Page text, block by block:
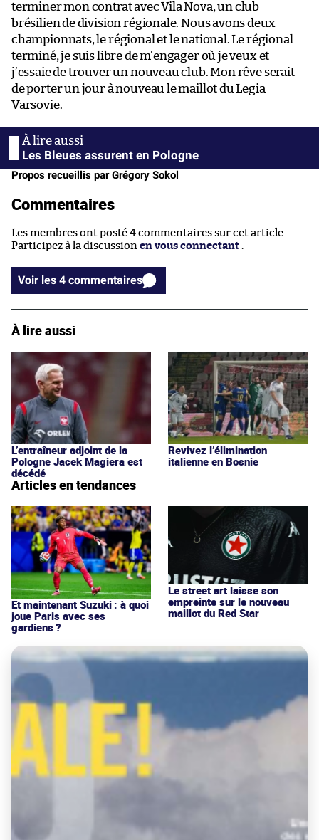
terminer mon contrat avec Vila Nova, un club
brésilien de division régionale. Nous avons deux
championnats, le régional et le national. Le régional
terminé, je suis libre de m’engager où je veux et
j’essaie de trouver un nouveau club. Mon rêve serait
de porter un jour à nouveau le maillot du Legia
Varsovie.
Les Bleues assurent en Pologne
Propos recueillis par Grégory Sokol
Commentaires
Les membres ont posté 4 commentaires sur cet article.
Participez à la discussion en vous connectant .
Voir les 4 commentaires
À lire aussi
L’entraîneur adjoint de la
Pologne Jacek Magiera est
décédé
Revivez l’élimination
italienne en Bosnie
Articles en tendances
Et maintenant Suzuki : à quoi
joue Paris avec ses
gardiens ?
Le street art laisse son
empreinte sur le nouveau
maillot du Red Star